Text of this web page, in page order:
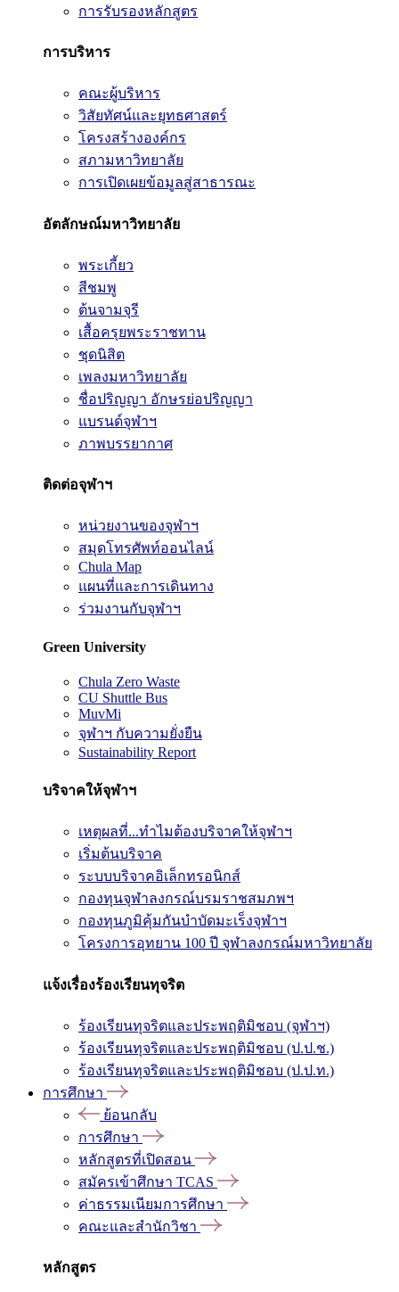
การรับรองหลักสูตร
การบริหาร
คณะผู้บริหาร
วิสัยทัศน์และยุทธศาสตร์
โครงสร้างองค์กร
สภามหาวิทยาลัย
การเปิดเผยข้อมูลสู่สาธารณะ
อัตลักษณ์มหาวิทยาลัย
พระเกี้ยว
สีชมพู
ต้นจามจุรี
เสื้อครุยพระราชทาน
ชุดนิสิต
เพลงมหาวิทยาลัย
ชื่อปริญญา อักษรย่อปริญญา
แบรนด์จุฬาฯ
ภาพบรรยากาศ
ติดต่อจุฬาฯ
หน่วยงานของจุฬาฯ
สมุดโทรศัพท์ออนไลน์
Chula Map
แผนที่และการเดินทาง
ร่วมงานกับจุฬาฯ
Green University
Chula Zero Waste
CU Shuttle Bus
MuvMi
จุฬาฯ กับความยั่งยืน
Sustainability Report
บริจาคให้จุฬาฯ
เหตุผลที่...ทำไมต้องบริจาคให้จุฬาฯ
เริ่มต้นบริจาค
ระบบบริจาคอิเล็กทรอนิกส์
กองทุนจุฬาลงกรณ์บรมราชสมภพฯ
กองทุนภูมิคุ้มกันบำบัดมะเร็งจุฬาฯ
โครงการอุทยาน 100 ปี จุฬาลงกรณ์มหาวิทยาลัย
แจ้งเรื่องร้องเรียนทุจริต
ร้องเรียนทุจริตและประพฤติมิชอบ (จุฬาฯ)
ร้องเรียนทุจริตและประพฤติมิชอบ (ป.ป.ช.)
ร้องเรียนทุจริตและประพฤติมิชอบ (ป.ป.ท.)
การศึกษา
ย้อนกลับ
การศึกษา
หลักสูตรที่เปิดสอน
สมัครเข้าศึกษา TCAS
ค่าธรรมเนียมการศึกษา
คณะและสำนักวิชา
หลักสูตร